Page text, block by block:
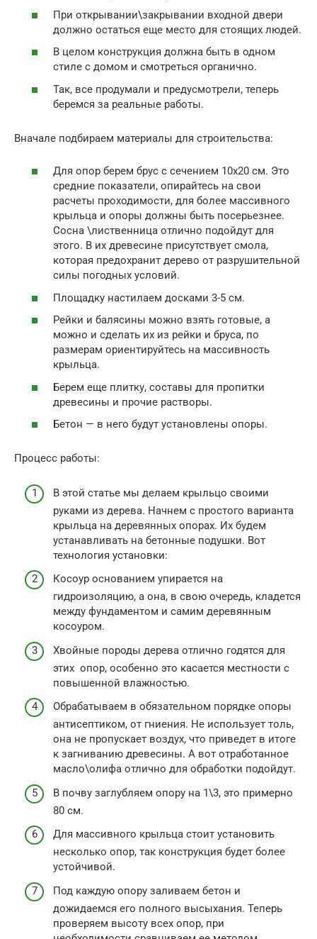
При открывании\закрывании входной двери
должно остаться еще место для стоящих людей.
В целом конструкция должна быть в одном
стиле с домом и смотреться органично.
Так, все продумали и предусмотрели, теперь
беремся за реальные работы.
Вначале подбираем материалы для строительства:
Для опор берем брус с сечением 10х20 см. Это
средние показатели, опирайтесь на свои
расчеты проходимости, для более массивного
крыльца и опоры должны быть посерьезнее.
Сосна \лиственница отлично подойдут для
этого. В их древесине присутствует смола,
которая предохранит дерево от разрушительной
силы погодных условий.
Площадку настилаем досками 3-5 см.
Рейки и балясины можно взять готовые, а
можно и сделать их из рейки и бруса, по
размерам ориентируйтесь на массивность
крыльца.
Берем еще плитку, составы для пропитки
древесины и прочие растворы.
Бетон — в него будут установлены опоры.
Процесс работы:
В этой статье мы делаем крыльцо своими
руками из дерева. Начнем с простого варианта
крыльца на деревянных опорах. Их будем
устанавливать на бетонные подушки. Вот
технология установки:
Косоур основанием упирается на
гидроизоляцию, а она, в свою очередь, кладется
между фундаментом и самим деревянным
косоуром.
Хвойные породы дерева отлично годятся для
этих опор, особенно это касается местности с
повышенной влажностью.
Обрабатываем в обязательном порядке опоры
антисептиком, от гниения. Не использует толь,
она не пропускает воздух, что приведет в итоге
к загниванию древесины. А вот отработанное
масло\олифа отлично для обработки подойдут.
В почву заглубляем опору на 1\3, это примерно
80 см.
Для массивного крыльца стоит установить
несколько опор, так конструкция будет более
устойчивой.
Под каждую опору заливаем бетон и
дожидаемся его полного высыхания. Теперь
проверяем высоту всех опор, при